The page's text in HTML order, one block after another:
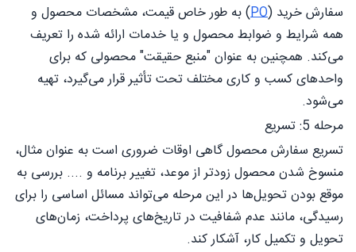
سفارش خرید (PO) به طور خاص قیمت، مشخصات محصول و
همه شرایط و ضوابط محصول و یا خدمات ارائه شده را تعریف
می‌کند. همچنین به عنوان "منبع حقیقت" محصولی که برای
واحدهای کسب و کاری مختلف تحت تأثیر قرار می‌گیرد، تهیه
می‌شود.
مرحله 5: تسریع
تسریع سفارش محصول گاهی اوقات ضروری است به عنوان مثال،
منسوخ شدن محصول زودتر از موعد، تغییر برنامه و .... بررسی به
موقع بودن تحویل‌ها در این مرحله می‌تواند مسائل اساسی را برای
رسیدگی، مانند عدم شفافیت در تاریخ‌های پرداخت، زمان‌های
تحویل و تکمیل کار، آشکار کند.